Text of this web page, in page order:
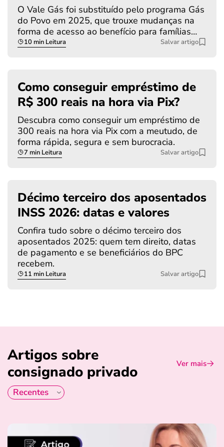
O Vale Gás foi substituído pelo programa Gás
do Povo em 2025, que trouxe mudanças na
forma de acesso ao benefício para famílias…
10 min Leitura Salvar artigo
Como conseguir empréstimo de
R$ 300 reais na hora via Pix?
Descubra como conseguir um empréstimo de
300 reais na hora via Pix com a meutudo, de
forma rápida, segura e sem burocracia.
7 min Leitura Salvar artigo
Décimo terceiro dos aposentados
INSS 2026: datas e valores
Confira tudo sobre o décimo terceiro dos
aposentados 2025: quem tem direito, datas
de pagamento e se beneficiários do BPC
recebem.
11 min Leitura Salvar artigo
Artigos sobre
consignado privado
Ver mais